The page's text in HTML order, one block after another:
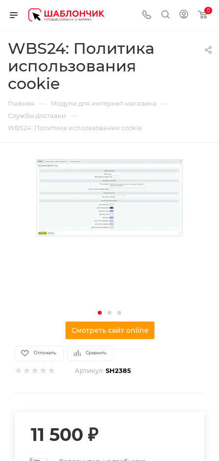
0
WBS24: Политика
использования
cookie
Главная — Модули для интернет-магазина —
Службы доставки —
WBS24: Политика использования cookie
Смотреть сайт online
Отложить Сравнить
Артикул: SH2385
11 500 ₽